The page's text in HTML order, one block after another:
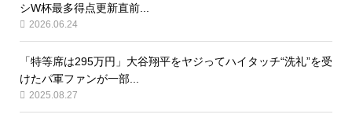
シW杯最多得点更新直前...
2026.06.24
「特等席は295万円」大谷翔平をヤジってハイタッチ“洗礼”を受
けたパ軍ファンが一部...
2025.08.27